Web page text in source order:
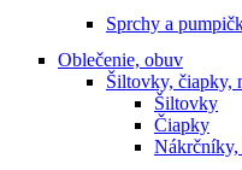
Sprchy a
Oblečenie, obuv
Šiltovky, čiapky,
Šiltovky
Čiapky
Nákrčníky,